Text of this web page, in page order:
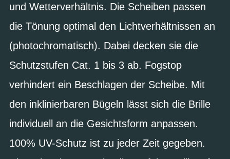
und Wetterverhältnis. Die Scheiben passen
die Tönung optimal den Lichtverhältnissen an
(photochromatisch). Dabei decken sie die
Schutzstufen Cat. 1 bis 3 ab. Fogstop
verhindert ein Beschlagen der Scheibe. Mit
den inklinierbaren Bügeln lässt sich die Brille
individuell an die Gesichtsform anpassen.
100% UV-Schutz ist zu jeder Zeit gegeben.